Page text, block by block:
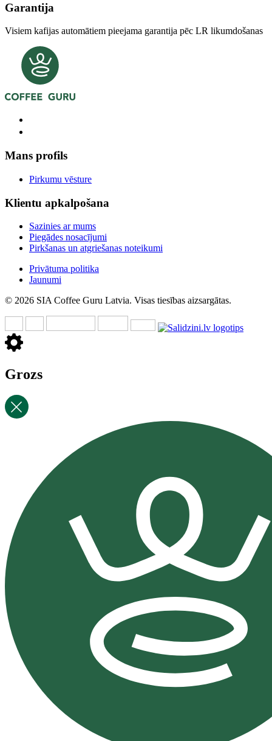
Garantija
Visiem kafijas automātiem pieejama garantija pēc LR likumdošanas
Mans profils
Pirkumu vēsture
Klientu apkalpošana
Sazinies ar mums
Piegādes nosacījumi
Pirkšanas un atgriešanas noteikumi
Privātuma politika
Jaunumi
© 2026 SIA Coffee Guru Latvia. Visas tiesības aizsargātas.
Grozs